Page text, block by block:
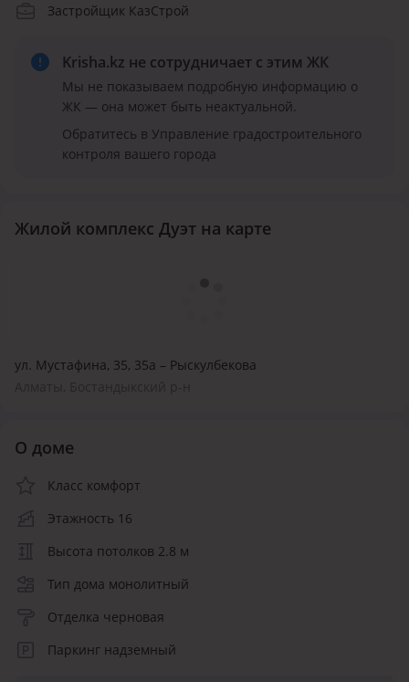
Застройщик КазСтрой
Krisha.kz не сотрудничает с этим ЖК
Мы не показываем подробную информацию о
ЖК — она может быть неактуальной.
Обратитесь в Управление градостроительного
контроля вашего города
Жилой комплекс Дуэт на карте
ул. Мустафина, 35, 35а – Рыскулбекова
О доме
Класс комфорт
Этажность 16
Высота потолков 2.8 м
Тип дома монолитный
Отделка черновая
Паркинг надземный